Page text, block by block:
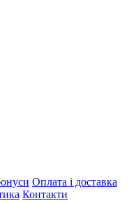
Оплата і доставка
Контакти